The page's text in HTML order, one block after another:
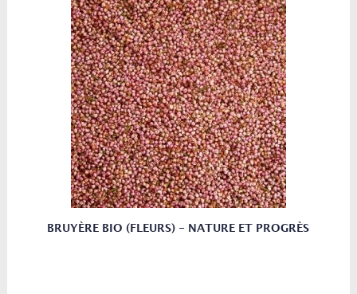
BRUYÈRE BIO (FLEURS) - NATURE ET PROGRÈS